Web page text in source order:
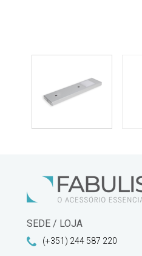
SEDE / LOJA
(+351) 244 587 220